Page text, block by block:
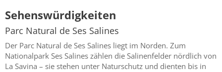
Sehenswürdigkeiten
Parc Natural de Ses Salines
Der Parc Natural de Ses Salines liegt im Norden. Zum
Nationalpark Ses Salines zählen die Salinenfelder nördlich von
La Savina – sie stehen unter Naturschutz und dienten bis in